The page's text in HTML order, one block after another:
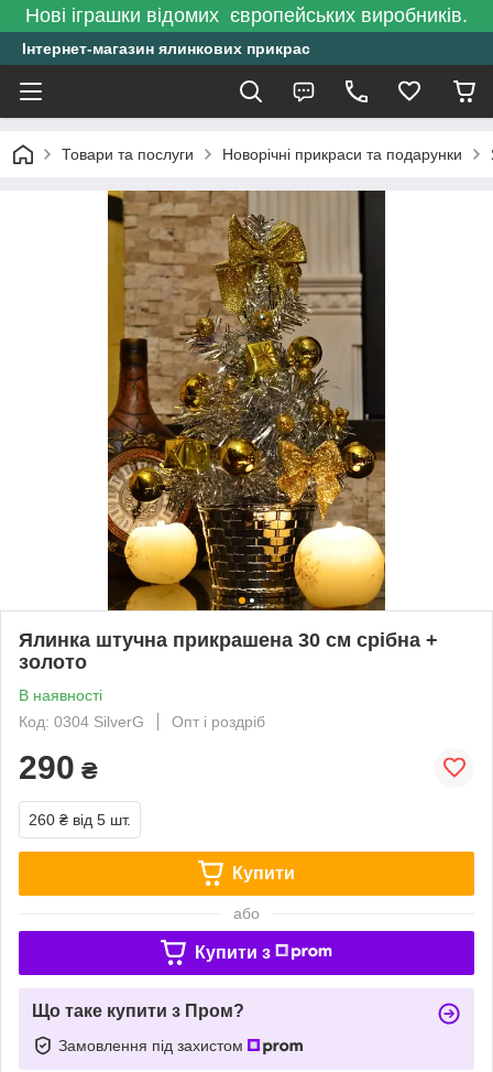
Нові іграшки відомих європейських виробників.
Інтернет-магазин ялинкових прикрас
Товари та послуги Новорічні прикраси та подарунки
Ялинка штучна прикрашена 30 см срібна +
золото
В наявності
Код: 0304 SilverG
Опт і роздріб
290 ₴
260 ₴ від 5 шт.
Купити
або
Купити з
Що таке купити з Пром?
Замовлення під захистом